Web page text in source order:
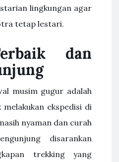
lingkungan agar
tetap lestari.
dan
musim gugur adalah
ekspedisi di
nyaman dan curah
disarankan
trekking yang